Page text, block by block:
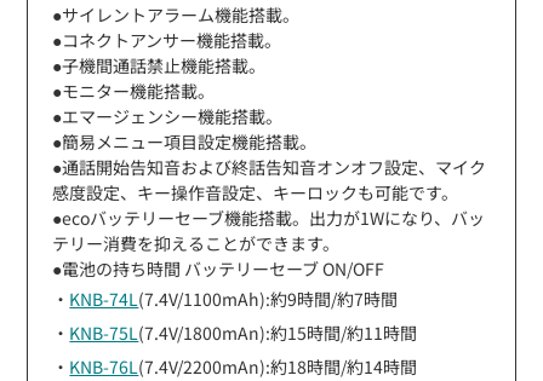
●サイレントアラーム機能搭載。
●コネクトアンサー機能搭載。
●子機間通話禁止機能搭載。
●モニター機能搭載。
●エマージェンシー機能搭載。
●簡易メニュー項目設定機能搭載。
●通話開始告知音および終話告知音オンオフ設定、マイク
感度設定、キー操作音設定、キーロックも可能です。
●ecoバッテリーセーブ機能搭載。出力が1Wになり、バッ
テリー消費を抑えることができます。
●電池の持ち時間 バッテリーセーブ ON/OFF
・ KNB-74L(7.4V/1100mAh):約9時間/約7時間
・ KNB-75L(7.4V/1800mAn):約15時間/約11時間
・ KNB-76L(7.4V/2200mAn):約18時間/約14時間